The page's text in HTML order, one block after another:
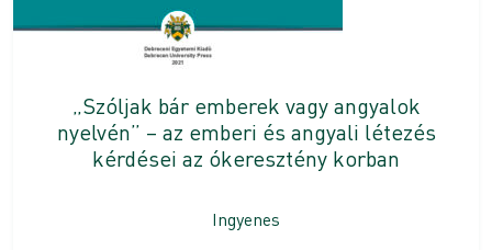
„Szóljak bár emberek vagy angyalok
nyelvén” – az emberi és angyali létezés
kérdései az ókeresztény korban
Ingyenes